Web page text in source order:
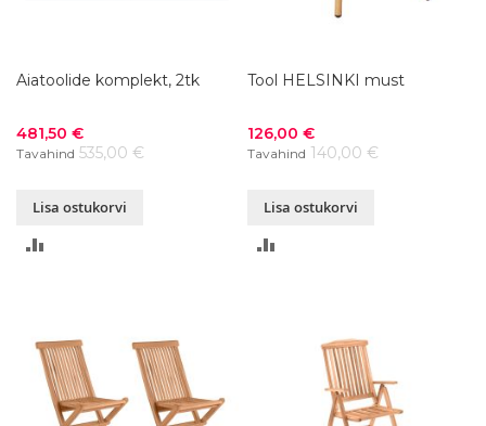
Aiatoolide komplekt, 2tk
Soodushind
481,50 €
Tavahind 535,00 €
Lisa ostukorvi
Tool HELSINKI must
Soodushind
126,00 €
Tavahind 140,00 €
Lisa ostukorvi